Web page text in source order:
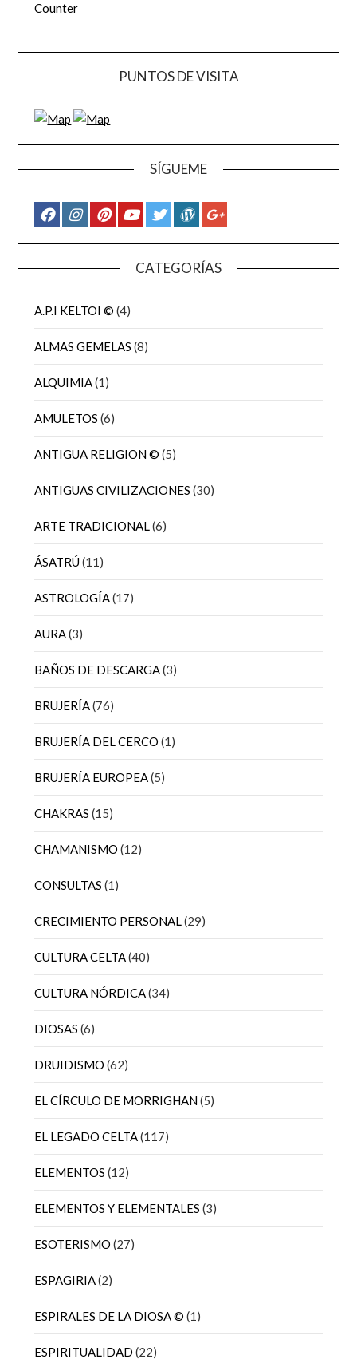
Counter
PUNTOS DE VISITA
SÍGUEME
CATEGORÍAS
A.P.I KELTOI © (4)
ALMAS GEMELAS (8)
ALQUIMIA(1)
AMULETOS (6)
ANTIGUA RELIGION © (5)
ANTIGUAS CIVILIZACIONES (30)
ARTE TRADICIONAL(6)
ÁSATRÚ(11)
ASTROLOGÍA(17)
AURA(3)
BAÑOS DE DESCARGA(3)
BRUJERÍA(76)
BRUJERÍA DEL CERCO (1)
BRUJERÍA EUROPEA(5)
CHAKRAS (15)
CHAMANISMO (12)
CONSULTAS (1)
CRECIMIENTO PERSONAL(29)
CULTURA CELTA(40)
CULTURA NÓRDICA(34)
DIOSAS (6)
DRUIDISMO (62)
EL CÍRCULO DE MORRIGHAN(5)
EL LEGADO CELTA(117)
ELEMENTOS (12)
ELEMENTOS Y ELEMENTALES (3)
ESOTERISMO (27)
ESPAGIRIA(2)
ESPIRALES DE LA DIOSA © (1)
ESPIRITUALIDAD (22)